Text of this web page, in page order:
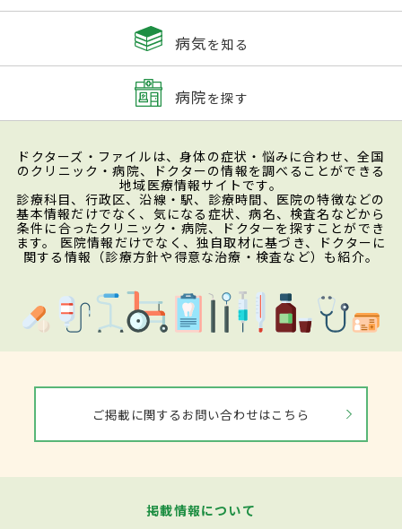
病気を知る
病院を探す
ドクターズ・ファイルは、身体の症状・悩みに合わせ、全国
のクリニック・病院、ドクターの情報を調べることができる
地域医療情報サイトです。
診療科目、行政区、沿線・駅、診療時間、医院の特徴などの
基本情報だけでなく、気になる症状、病名、検査名などから
条件に合ったクリニック・病院、ドクターを探すことができ
ます。 医院情報だけでなく、独自取材に基づき、ドクターに
関する情報（診療方針や得意な治療・検査など）も紹介。
ご掲載に関するお問い合わせはこちら
掲載情報について